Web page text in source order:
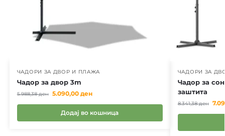
ЧАДОРИ ЗА ДВОР И ПЛАЖА
Чадор за двор 3m
5.988,38ден 5.090,00 ден
Додај во кошница
ЧАДОРИ ЗА
Чадор за
заштита
8.341,38ден